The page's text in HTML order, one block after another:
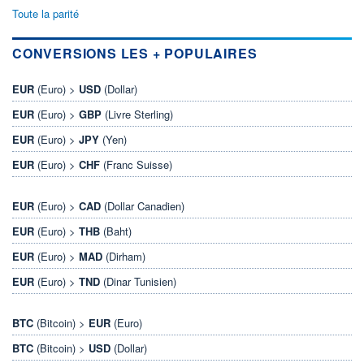
Toute la parité
CONVERSIONS LES + POPULAIRES
EUR (Euro) > USD (Dollar)
EUR (Euro) > GBP (Livre Sterling)
EUR (Euro) > JPY (Yen)
EUR (Euro) > CHF (Franc Suisse)
EUR (Euro) > CAD (Dollar Canadien)
EUR (Euro) > THB (Baht)
EUR (Euro) > MAD (Dirham)
EUR (Euro) > TND (Dinar Tunisien)
BTC (Bitcoin) > EUR (Euro)
BTC (Bitcoin) > USD (Dollar)